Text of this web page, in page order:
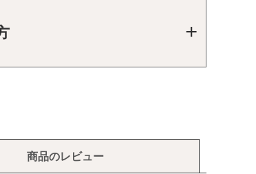
商品のレビュー